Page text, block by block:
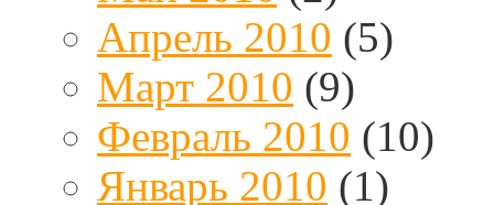
Апрель 2010 (5)
Март 2010 (9)
Февраль 2010 (10)
Январь 2010 (1)